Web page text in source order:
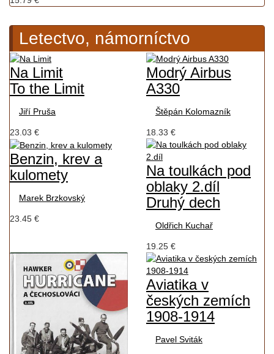
Letectvo, námorníctvo
Na Limit
To the Limit
Jiří Pruša
23.03 €
Modrý Airbus
A330
Štěpán Kolomazník
18.33 €
Benzin, krev a
kulomety
Marek Brzkovský
23.45 €
Na toulkách pod
oblaky 2.díl
Druhý dech
Oldřich Kuchař
19.25 €
Aviatika v
českých zemích
1908-1914
Pavel Sviták